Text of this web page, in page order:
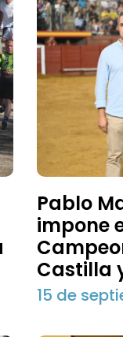
Pablo
impone
Castilla
15 de